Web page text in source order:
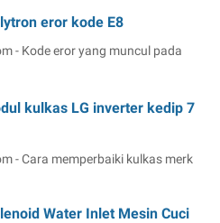
eror kode E8
- Kode eror yang muncul pada
kulkas LG inverter kedip 7
- Cara memperbaiki kulkas merk
Water Inlet Mesin Cuci